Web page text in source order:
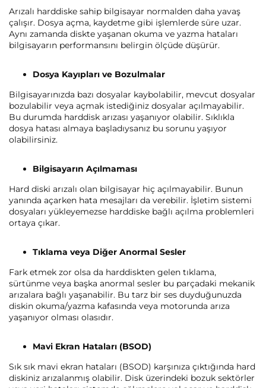
Arızalı harddiske sahip bilgisayar normalden daha yavaş
çalışır. Dosya açma, kaydetme gibi işlemlerde süre uzar.
Aynı zamanda diskte yaşanan okuma ve yazma hataları
bilgisayarın performansını belirgin ölçüde düşürür.
Dosya Kayıpları ve Bozulmalar
Bilgisayarınızda bazı dosyalar kaybolabilir, mevcut dosyalar
bozulabilir veya açmak istediğiniz dosyalar açılmayabilir.
Bu durumda harddisk arızası yaşanıyor olabilir. Sıklıkla
dosya hatası almaya başladıysanız bu sorunu yaşıyor
olabilirsiniz.
Bilgisayarın Açılmaması
Hard diski arızalı olan bilgisayar hiç açılmayabilir. Bunun
yanında açarken hata mesajları da verebilir. İşletim sistemi
dosyaları yükleyemezse harddiske bağlı açılma problemleri
ortaya çıkar.
Tıklama veya Diğer Anormal Sesler
Fark etmek zor olsa da harddiskten gelen tıklama,
sürtünme veya başka anormal sesler bu parçadaki mekanik
arızalara bağlı yaşanabilir. Bu tarz bir ses duyduğunuzda
diskin okuma/yazma kafasında veya motorunda arıza
yaşanıyor olması olasıdır.
Mavi Ekran Hataları (BSOD)
Sık sık mavi ekran hataları (BSOD) karşınıza çıktığında hard
diskiniz arızalanmış olabilir. Disk üzerindeki bozuk sektörler